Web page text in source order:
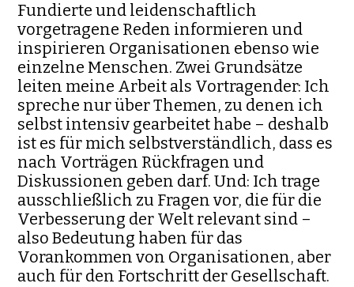
Fundierte und leidenschaftlich
vorgetragene Reden informieren und
inspirieren Organisationen ebenso wie
einzelne Menschen. Zwei Grundsätze
leiten meine Arbeit als Vortragender: Ich
spreche nur über Themen, zu denen ich
selbst intensiv gearbeitet habe – deshalb
ist es für mich selbstverständlich, dass es
nach Vorträgen Rückfragen und
Diskussionen geben darf. Und: Ich trage
ausschließlich zu Fragen vor, die für die
Verbesserung der Welt relevant sind –
also Bedeutung haben für das
Vorankommen von Organisationen, aber
auch für den Fortschritt der Gesellschaft.